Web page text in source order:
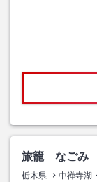
旅籠 なごみ
栃木県 中禅寺湖